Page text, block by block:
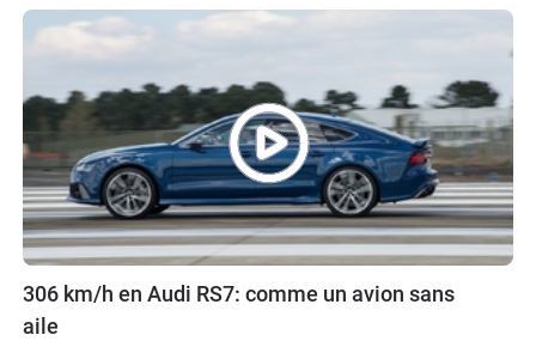
306 km/h en Audi RS7: comme un avion sans
aile